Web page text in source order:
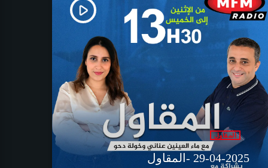
play_arrow
المقاول
29-04-2025 -المقاول